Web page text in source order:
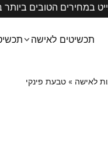
המוסונייט במחירים
תכשיטים לאישה
לאישה » טבעת פינקי